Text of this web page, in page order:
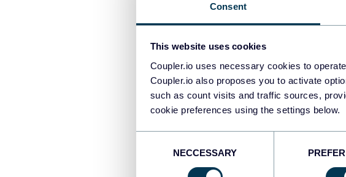
Consent
This website uses cookies
Coupler.io uses necessary cookies to
Coupler.io also proposes you to activate
such as count visits and traffic sources,
cookie preferences using the settings below.
NECCESSARY
BI avec Coupler.io
Pour configurer leconnecteur
Étape 1.
Pour commencer, cliquez sur «